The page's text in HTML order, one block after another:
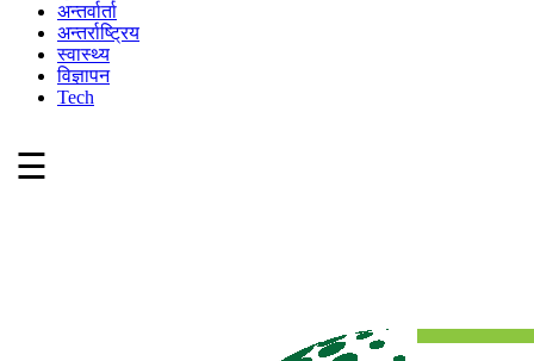
अन्तर्वार्ता
अन्तर्राष्ट्रिय
स्वास्थ्य
विज्ञापन
Tech
☰